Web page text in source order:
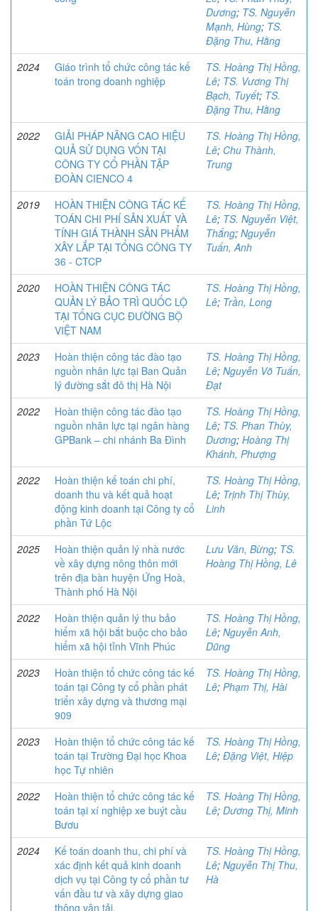
Dương; TS. Nguyễn
Mạnh, Hùng; TS.
Đặng Thu, Hằng
2024
Giáo trình tổ chức công tác kế
toán trong doanh nghiệp
TS. Hoàng Thị Hồng,
Lê; TS. Vương Thị
Bạch, Tuyết; TS.
Đặng Thu, Hằng
2022
GIẢI PHÁP NÂNG CAO HIỆU
QUẢ SỬ DỤNG VỐN TẠI
CÔNG TY CỔ PHẦN TẬP
ĐOÀN CIENCO 4
TS. Hoàng Thị Hồng,
Lê; Chu Thành,
Trung
2019
HOÀN THIỆN CÔNG TÁC KẾ
TOÁN CHI PHÍ SẢN XUẤT VÀ
TÍNH GIÁ THÀNH SẢN PHẨM
XÂY LẮP TẠI TỔNG CÔNG TY
36 - CTCP
TS. Hoàng Thị Hồng,
Lê; TS. Nguyễn Việt,
Thắng; Nguyễn
Tuấn, Anh
2020
HOÀN THIỆN CÔNG TÁC
QUẢN LÝ BẢO TRÌ QUỐC LỘ
TẠI TỔNG CỤC ĐƯỜNG BỘ
VIỆT NAM
TS. Hoàng Thị Hồng,
Lê; Trần, Long
2023
Hoàn thiện công tác đào tạo
nguồn nhân lực tại Ban Quản
lý đường sắt đô thị Hà Nội
TS. Hoàng Thị Hồng,
Lê; Nguyễn Võ Tuấn,
Đạt
2022
Hoàn thiện công tác đào tạo
nguồn nhân lực tại ngân hàng
GPBank – chi nhánh Ba Đình
TS. Hoàng Thị Hồng,
Lê; TS. Phan Thùy,
Dương; Hoàng Thị
Khánh, Phượng
2022
Hoàn thiện kế toán chi phí,
doanh thu và kết quả hoạt
động kinh doanh tại Công ty cổ
phần Tứ Lộc
TS. Hoàng Thị Hồng,
Lê; Trịnh Thị Thùy,
Linh
2025
Hoàn thiện quản lý nhà nước
về xây dựng nông thôn mới
trên địa bàn huyện Ứng Hoà,
Thành phố Hà Nội
Lưu Văn, Bừng; TS.
Hoàng Thị Hồng, Lê
2022
Hoàn thiện quản lý thu bảo
hiểm xã hội bắt buộc cho bảo
hiểm xã hội tỉnh Vĩnh Phúc
TS. Hoàng Thị Hồng,
Lê; Nguyễn Anh,
Dũng
2023
Hoàn thiện tổ chức công tác kế
toán tại Công ty cổ phần phát
triển xây dựng và thương mại
909
TS. Hoàng Thị Hồng,
Lê; Phạm Thị, Hài
2023
Hoàn thiện tổ chức công tác kế
toán tại Trường Đại học Khoa
học Tự nhiên
TS. Hoàng Thị Hồng,
Lê; Đặng Việt, Hiệp
2022
Hoàn thiện tổ chức công tác kế
toán tại xí nghiệp xe buýt cầu
Bươu
TS. Hoàng Thị Hồng,
Lê; Dương Thị, Minh
2024
Kế toán doanh thu, chi phí và
xác định kết quả kinh doanh
dịch vụ tại Công ty cổ phần tư
vấn đầu tư và xây dựng giao
thông vận tải.
TS. Hoàng Thị Hồng,
Lê; Nguyễn Thị Thu,
Hà